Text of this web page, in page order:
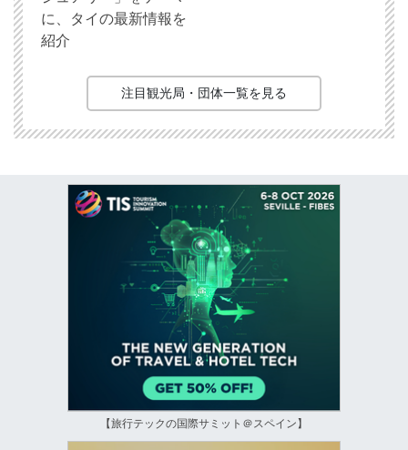
に、タイの最新情報を
紹介
注目観光局・団体一覧を見る
【旅行テックの国際サミット＠スペイン】